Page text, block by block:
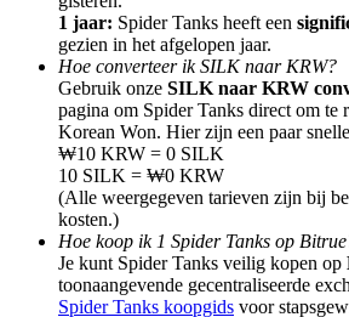
Nodig een vriend uit om contante
BTC Welcome Rewards
1 jaar: Spider Tanks heeft een
gezien in het afgelopen jaar.
Hoe converteer ik SILK naar KRW?
Gebruik onze SILK naar KRW
pagina om Spider Tanks direct om te
Korean Won. Hier zijn een paar
₩10 KRW = 0 SILK
10 SILK = ₩0 KRW
(Alle weergegeven tarieven zijn bij
kosten.)
Hoe koop ik 1 Spider Tanks op
Je kunt Spider Tanks veilig kopen op
toonaangevende gecentraliseerde
Spider Tanks koopgids voor